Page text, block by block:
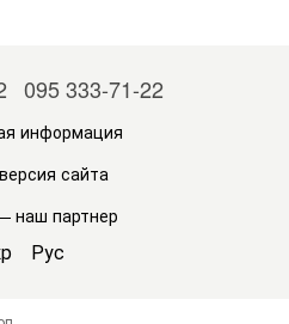
095 333-71-22
информация
сайта
наш партнер
Рус